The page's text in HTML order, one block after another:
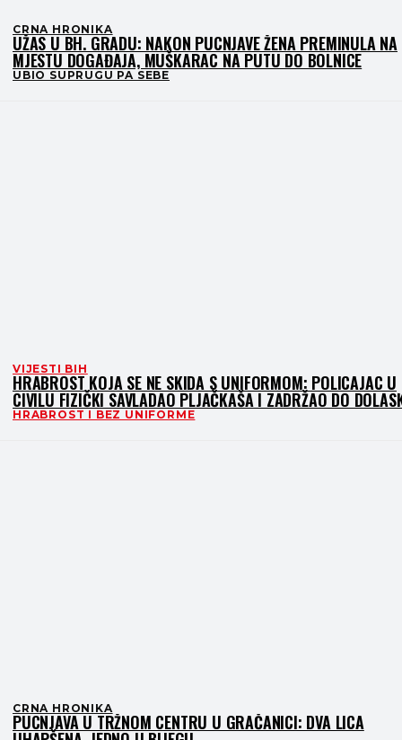
CRNA HRONIKA
UŽAS U BH. GRADU: NAKON PUCNJAVE ŽENA PREMINULA NA
MJESTU DOGAĐAJA, MUŠKARAC NA PUTU DO BOLNICE
UBIO SUPRUGU PA SEBE
VIJESTI BIH
HRABROST KOJA SE NE SKIDA S UNIFORMOM: POLICAJAC U
CIVILU FIZIČKI SAVLADAO PLJAČKAŠA I ZADRŽAO DO
KOLEGA
HRABROST I BEZ UNIFORME
CRNA HRONIKA
PUCNJAVA U TRŽNOM CENTRU U GRAČANICI: DVA LICA